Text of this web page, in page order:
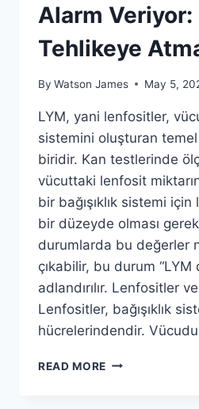
Alarm Veriyor:
Tehlikeye
By Watson James May 5,
LYM, yani lenfositler,
sistemini oluşturan
biridir. Kan testlerinde
vücuttaki lenfosit
bir bağışıklık sistemi
bir düzeyde olması
durumlarda bu değerler
çıkabilir, bu durum
adlandırılır. Lenfositler
Lenfositler, bağışıklık
hücrelerindendir.
READ MORE DÜŞÜK